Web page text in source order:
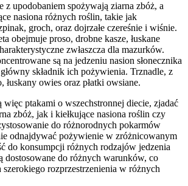
z upodobaniem spożywają ziarna zbóż, a
nasiona różnych roślin, takie jak
groch, oraz dojrzałe czereśnie i wiśnie.
obejmuje proso, drobne kasze, łuskane
zwłaszcza dla mazurków.
są na jedzeniu nasion słonecznika
składnik ich pożywienia. Trznadle, z
łuskany owies oraz płatki owsiane.
więc ptakami o wszechstronnej diecie, zjadać
zbóż, jak i kiełkujące nasiona roślin czy
do różnorodnych pokarmów
odnajdywać pożywienie w zróżnicowanym
do konsumpcji różnych rodzajów jedzenia
dostosowane do różnych warunków, co
rozprzestrzenienia w różnych